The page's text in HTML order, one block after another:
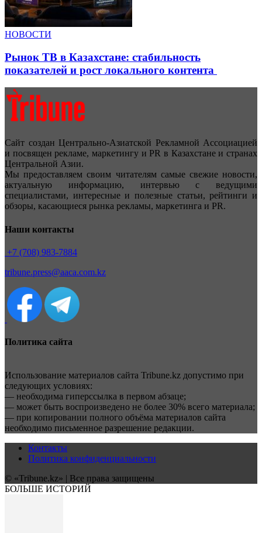
НОВОСТИ
Рынок ТВ в Казахстане: стабильность
показателей и рост локального контента
Сайт создан Центрально-Азиатской Рекламной Ассоциацией
и посвящен рекламе, маркетингу и PR в Казахстане и странах
Центральной Азии.
Мы предоставляем своим читателям самые свежие новости,
актуальную информацию, интервью с ведущими
специалистами, интересные и полезные статьи, рейтинги и
обзоры, касающиеся рынка рекламы, маркетинга и PR.
Наши контакты
+7 (708) 983-7884
tribune.press@aaca.com.kz
Политика сайта
Использование материалов сайта Tribune.kz допустимо при
следующих условиях:
— необходима гиперссылка в первом абзаце;
— может быть воспроизведено не более 30% всего материала;
— при копировании полного объёма материалов сайта
необходимо письменное разрешение редакции.
Контакты
Политика конфиденциальности
© «Tribune.kz» | Все права защищены
БОЛЬШЕ ИСТОРИЙ